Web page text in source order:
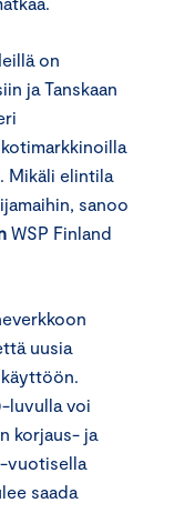
on
ja Tanskaan
Mikäli elintila
sanoo
WSP Finland
uusia
luvulla voi
korjaus- ja
vuotisella
saada